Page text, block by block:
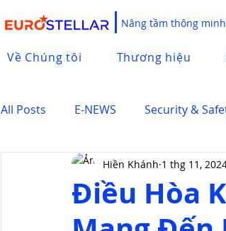
Nâng tầm thông
Về Chúng tôi Thương hiệu
All Posts E-NEWS Security &
Điều Hòa
Hiền Khánh 1 thg 11,